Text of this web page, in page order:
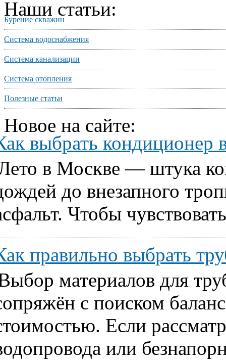
Наши статьи:
Бурение скважин
Система водоснабжения
Система канализации
Система отопления
Полезные статьи
Новое на сайте:
выбрать кондиционер
в Москве — штука
до внезапного
Чтобы
правильно выбрать
материалов для
с поиском
Если
или